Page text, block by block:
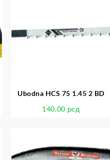
Ubodna HCS 75 1.45 2 BD
140,00 рсд